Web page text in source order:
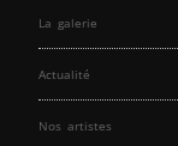
La galerie
Actualité
Nos artistes